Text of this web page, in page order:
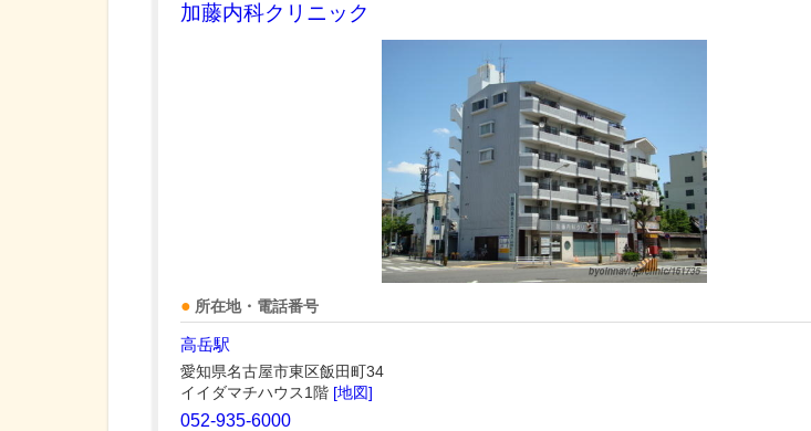
加藤内科クリニック
所在地・電話番号
高岳駅
愛知県名古屋市東区飯田町34
イイダマチハウス1階 [地図]
052-935-6000